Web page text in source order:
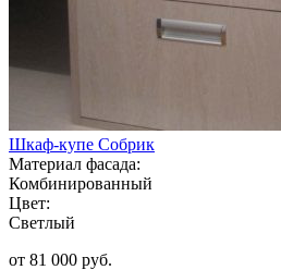
Шкаф-купе Собрик
Материал фасада:
Комбинированный
Цвет:
Светлый
от 81 000 руб.